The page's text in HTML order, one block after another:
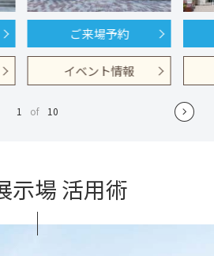
ご来場予約
イベント情報
1 of 10
示場 活用術